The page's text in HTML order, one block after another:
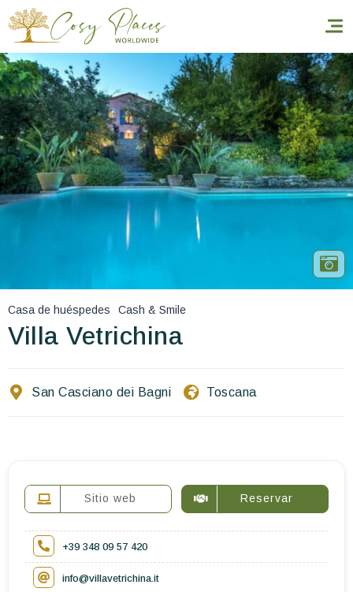
Inicio
Reservar una estancia
Nuestra colección mundial
World’s Best Hotels
Hacer que viajes
Estancia temática
Casa de huéspedes Cash & Smile
Villa Vetrichina
San Casciano dei Bagni Toscana
Sitio web Reservar
+39 348 09 57 420
info@villavetrichina.it